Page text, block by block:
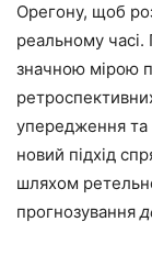
Орегону, щоб
реальному часі.
значною мірою
упередження
новий підхід
шляхом
прогнозування